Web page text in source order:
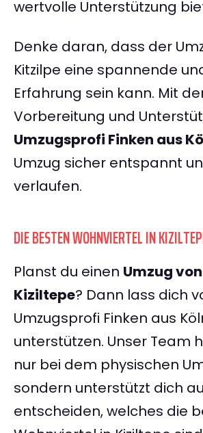
wertvolle Unterstützung
Denke daran, dass der
Kitzilpe eine spannende
Erfahrung sein kann. Mit
Vorbereitung und
Umzugsprofi Finken aus
Umzug sicher entspannt
verlaufen.
DIE BESTEN WOHNVIERTEL IN
Planst du einen Umzug
Kiziltepe? Dann lass dich
Umzugsprofi Finken aus
unterstützen. Unser Team
nur bei dem physischen
sondern unterstützt dich
entscheiden, welches die